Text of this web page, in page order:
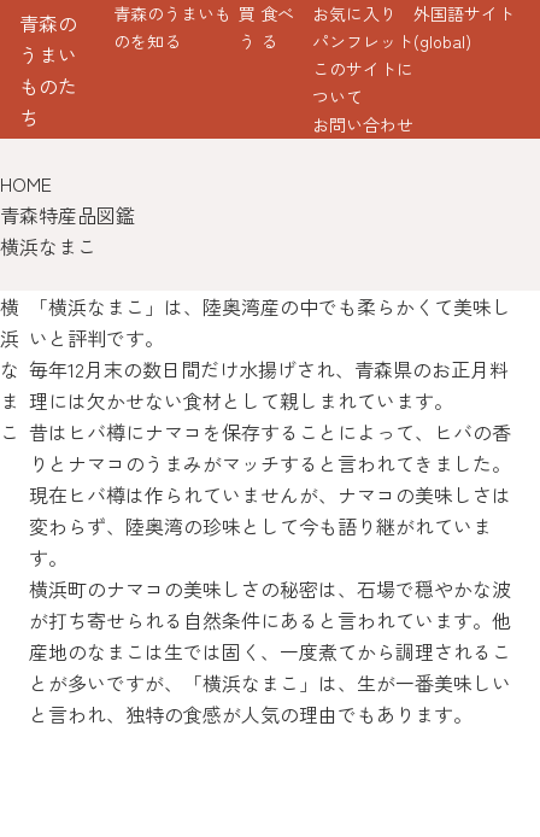
青森の
うまい
ものた
ち
青森のうまいも
のを知る
買
う
食べ
る
お気に入り
パンフレット
このサイトに
ついて
お問い合わせ
外国語サイト
(global)
HOME
青森特産品図鑑
横浜なまこ
横
浜
な
ま
こ
「横浜なまこ」は、陸奥湾産の中でも柔らかくて美味し
いと評判です。
毎年12月末の数日間だけ水揚げされ、青森県のお正月料
理には欠かせない食材として親しまれています。
昔はヒバ樽にナマコを保存することによって、ヒバの香
りとナマコのうまみがマッチすると言われてきました。
現在ヒバ樽は作られていませんが、ナマコの美味しさは
変わらず、陸奥湾の珍味として今も語り継がれていま
す。
横浜町のナマコの美味しさの秘密は、石場で穏やかな波
が打ち寄せられる自然条件にあると言われています。他
産地のなまこは生では固く、一度煮てから調理されるこ
とが多いですが、「横浜なまこ」は、生が一番美味しい
と言われ、独特の食感が人気の理由でもあります。